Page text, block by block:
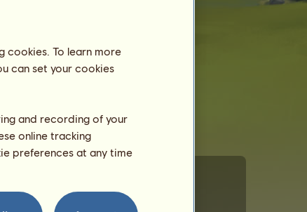
Dátum Ár
Magatartási szabályzat
cookies. To learn more
can set your cookies
and recording of your
online tracking
preferences at any time